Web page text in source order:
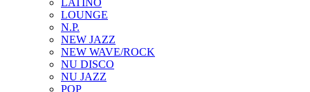
LOUNGE
N.P.
NEW JAZZ
NEW WAVE/ROCK
NU DISCO
NU JAZZ
POP